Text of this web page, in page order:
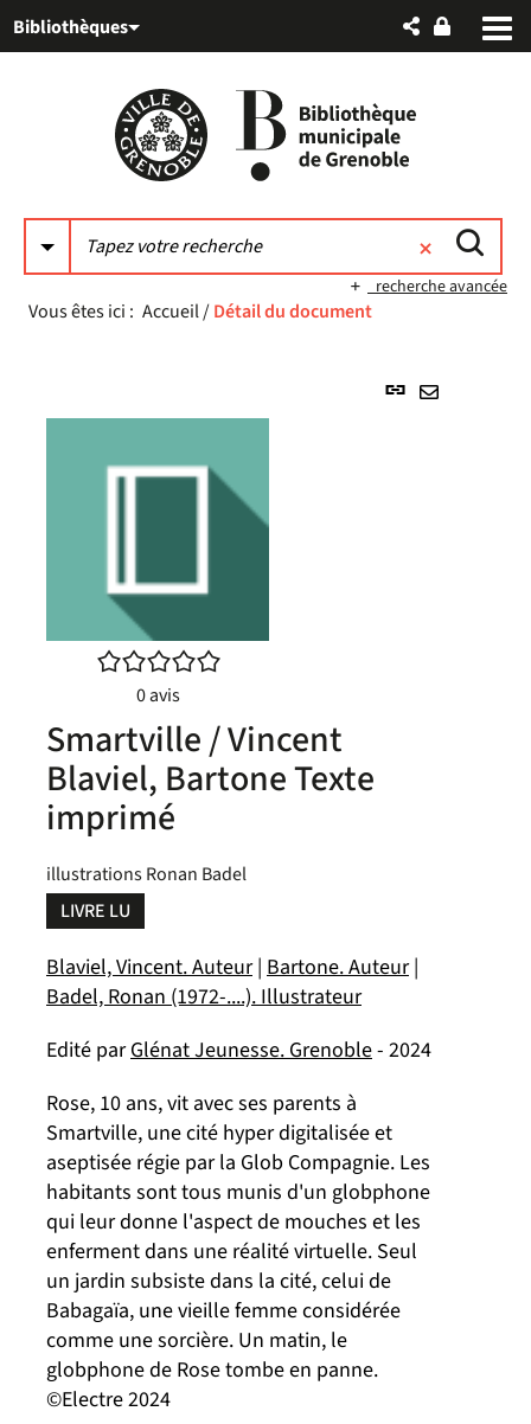
au
auBibliothèques
recherche avancée
Vous êtes ici : Accueil/Détail du document
Lien
/5
0avis
Smartville / Vincent
Blaviel, Bartone Texte
imprimé
illustrations Ronan Badel
LIVRE LU
Blaviel, Vincent. Auteur| Bartone. Auteur|
Badel, Ronan (1972-....). Illustrateur
Edité parGlénat Jeunesse. Grenoble- 2024
Rose, 10 ans, vit avec ses parents à
Smartville, une cité hyper digitalisée et
aseptisée régie par la Glob Compagnie. Les
habitants sont tous munis d'un globphone
qui leur donne l'aspect de mouches et les
enferment dans une réalité virtuelle. Seul
un jardin subsiste dans la cité, celui de
Babagaïa, une vieille femme considérée
comme une sorcière. Un matin, le
globphone de Rose tombe en panne.
©Electre 2024